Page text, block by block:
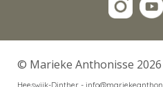
© Marieke Anthonisse 2026